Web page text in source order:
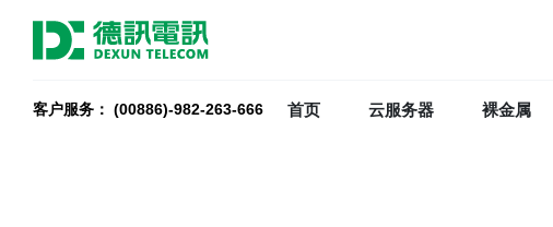
客户服务： (00886)-982-263-666 首页 云服务器 裸金属